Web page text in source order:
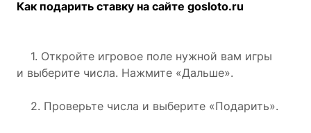
Как подарить ставку на сайте gosloto.ru
1. Откройте игровое поле нужной вам игры
и выберите числа. Нажмите «Дальше».
2. Проверьте числа и выберите «Подарить».